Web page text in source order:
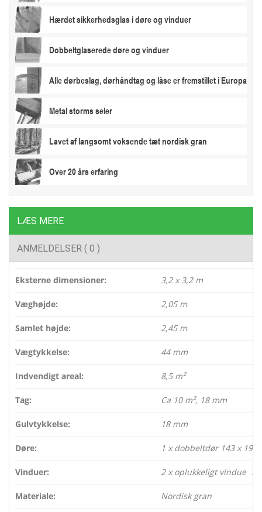
Hærdet sikkerhedsglas i døre og vinduer
Dobbeltglaserede døre og vinduer
Alle dørbeslag, dørhåndtag og låse er fremstillet i Europa
Metal storms seler
Lavet af langsomt voksende tæt nordisk gran
Over 20 års erfaring
LÆS MERE
ANMELDELSER ( 0 )
Eksterne dimensioner: 3,2 x 3,2 m
Væghøjde: 2,05 m
Samlet højde: 2,45 m
Vægtykkelse: 44 mm
Indvendigt areal: 8,5 m²
Tag: Ca 10 m², 18 mm
Gulvtykkelse: 18 mm
Døre: 1 x dobbeltdør 143 x 199
Vinduer: 2 x oplukkeligt vindue 70
Materiale: Nordisk gran